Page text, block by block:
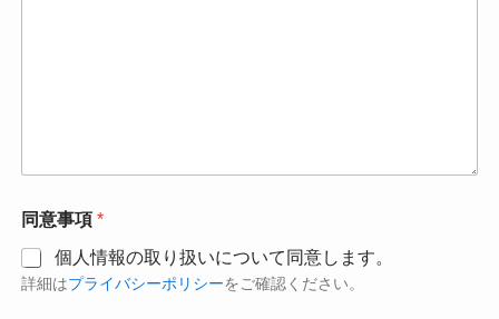
同意事項 *
個人情報の取り扱いについて同意します。
詳細はプライバシーポリシーをご確認ください。